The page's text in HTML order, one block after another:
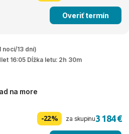
Overiť termín
nocí/13 dní)
16:05 Dĺžka letu: 2h 30m
na more
-22% za skupinu3 184 €